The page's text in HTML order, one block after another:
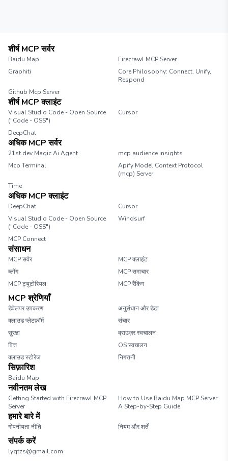
शीर्ष MCP सर्वर
Baidu Map
Firecrawl MCP Server
Graphiti
Core Philosophy: Connect, Unify,
Respond
Github Mcp Server
शीर्ष MCP क्लाइंट
Visual Studio Code - Open Source
("Code - OSS")
Cursor
DeepChat
अधिक MCP सर्वर
21st.dev Magic Ai Agent
mcp audience insights
Mcp Terminal
Apify Model Context Protocol
(mcp) Server
Time
अधिक MCP क्लाइंट
DeepChat
Cursor
Visual Studio Code - Open Source
("Code - OSS")
Windsurf
MCP Connect
संसाधन
MCP सर्वर
MCP क्लाइंट
ब्लॉग
MCP समाचार
MCP ट्यूटोरियल
MCP रैंकिंग
MCP श्रेणियाँ
डेवेलपर उपकरण
अनुसंधान और डेटा
क्लाउड प्लेटफ़ॉर्म
संचार
सुरक्षा
ब्राउज़र स्वचालन
वित्त
OS स्वचालन
क्लाउड स्टोरेज
निगरानी
सिफ़ारिश
Baidu Map
नवीनतम लेख
Getting Started with Firecrawl MCP
Server
How to Use Baidu Map MCP Server:
A Step-by-Step Guide
हमारे बारे में
गोपनीयता नीति नियम और शर्तें
संपर्क करें
lyqtzs@gmail.com